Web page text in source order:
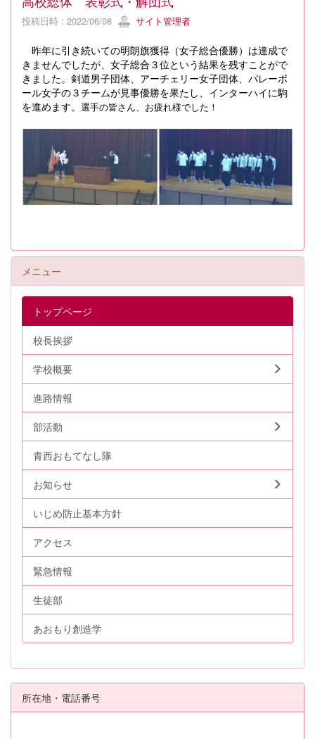
投稿日時 : 2022/06/08 サイト管理者
昨年に引き続いての明朗旗獲得（女子総合優勝）は達成で
きませんでしたが、女子総合３位という結果を残すことがで
きました。剣道男子団体、アーチェリー女子団体、バレーボ
ール女子の３チームが見事優勝を果たし、インターハイに駒
を進めます。 選手の皆さん、お疲れ様でした！
メニュー
トップページ
校長挨拶
学校概要
進路情報
部活動
青西おもてなし隊
お知らせ
いじめ防止基本方針
アクセス
緊急情報
生徒部
あおもり創造学
所在地・電話番号